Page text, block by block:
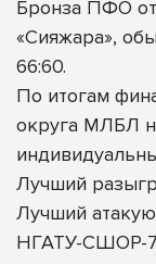
Бронза ПФО
«Сияжара»,
66:60.
По итогам
округа МЛБЛ
Лучший
Лучший
НГАТУ-СШОР-7